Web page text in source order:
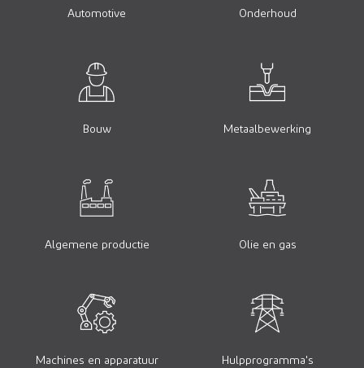
Automotive Onderhoud
Bouw Metaalbewerking
Algemene productie Olie en gas
Machines en apparatuur Hulpprogramma's